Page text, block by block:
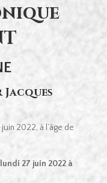
Jacques
2022, à l’âge de
lundi 27 juin 2022 à